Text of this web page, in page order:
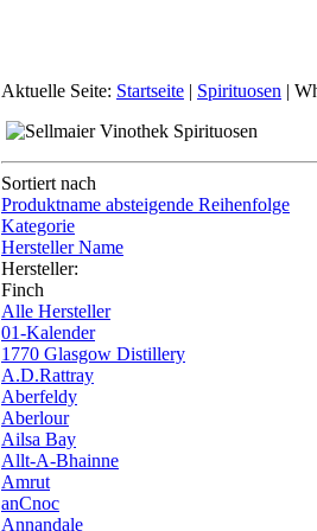
Aktuelle Seite: Startseite | Spirituosen |
Sortiert nach
Produktname absteigende Reihenfolge
Kategorie
Hersteller Name
Hersteller:
Finch
Alle Hersteller
01-Kalender
1770 Glasgow Distillery
A.D.Rattray
Aberfeldy
Aberlour
Ailsa Bay
Allt-A-Bhainne
Amrut
anCnoc
Annandale